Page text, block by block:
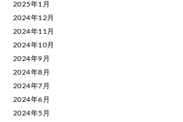
2025年1月
2024年12月
2024年11月
2024年10月
2024年9月
2024年8月
2024年7月
2024年6月
2024年5月